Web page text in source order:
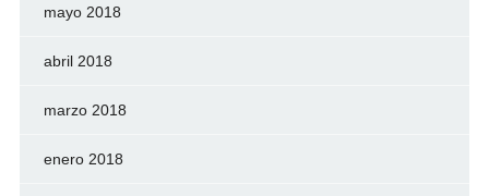
mayo 2018
abril 2018
marzo 2018
enero 2018